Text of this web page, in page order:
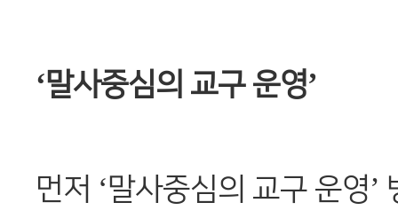
‘말사중심의 교구 운영’
먼저 ‘말사중심의 교구 운영